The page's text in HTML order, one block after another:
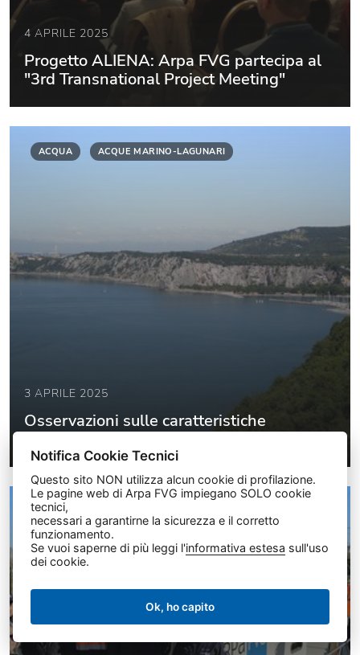
4 APRILE 2025
Progetto ALIENA: Arpa FVG partecipa al
"3rd Transnational Project Meeting"
ACQUA ACQUE MARINO-LAGUNARI
3 APRILE 2025
Osservazioni sulle caratteristiche
ACQUA
Notifica Cookie Tecnici
Questo sito NON utilizza alcun cookie di profilazione.
Le pagine web di Arpa FVG impiegano SOLO cookie
tecnici,
necessari a garantirne la sicurezza e il corretto
funzionamento.
Se vuoi saperne di più leggi l'informativa estesa sull'uso
dei cookie.
Ok, ho capito